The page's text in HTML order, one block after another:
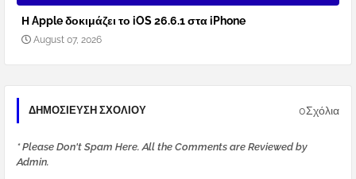
Η Apple δοκιμάζει το iOS 26.6.1 στα iPhone
August 07, 2026
ΔΗΜΟΣΊΕΥΣΗ ΣΧΟΛΊΟΥ 0Σχόλια
* Please Don't Spam Here. All the Comments are Reviewed by
Admin.